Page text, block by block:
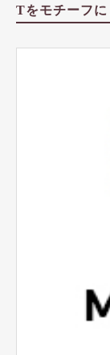
フォト名刺（写
Tをモチーフ